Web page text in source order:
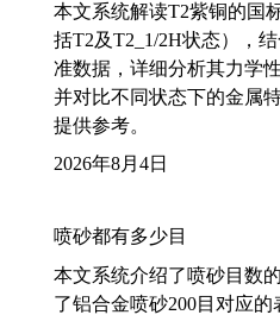
本文系统解读T2紫铜的国
括T2及T2_1/2H状态），
准数据，详细分析其力学
并对比不同状态下的金属
提供参考。
2026年8月4日
喷砂都有多少目
本文系统介绍了喷砂目数
了铝合金喷砂200目对应的